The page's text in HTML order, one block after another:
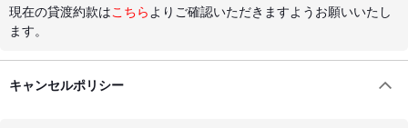
現在の貸渡約款はこちら よりご確認いただきますようお願いいたし
ます。
キャンセルポリシー